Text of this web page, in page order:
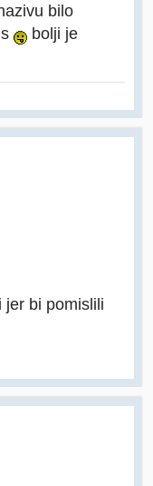
bilo
bolji je
jer bi pomislili